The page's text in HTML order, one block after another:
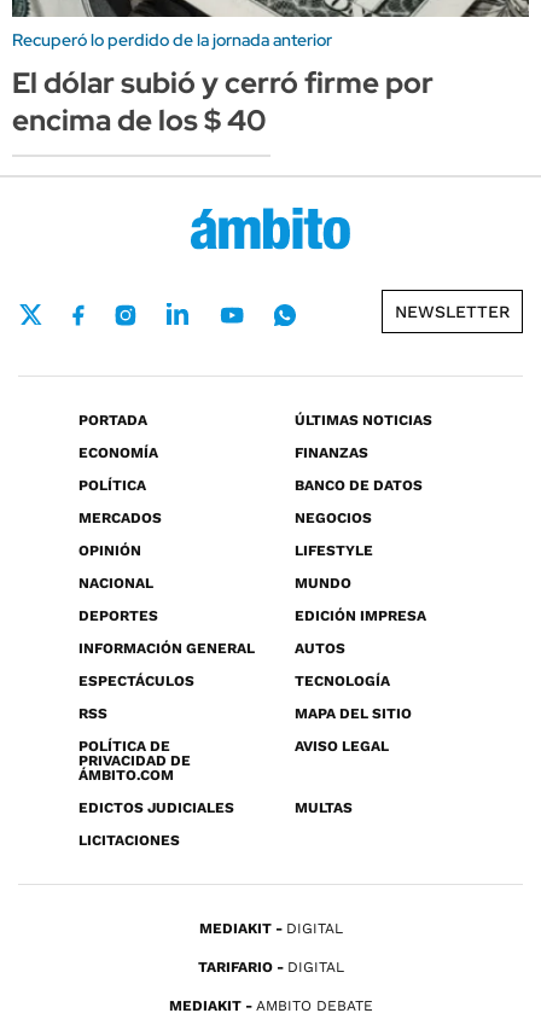
Recuperó lo perdido de la jornada anterior
El dólar subió y cerró firme por
encima de los $ 40
NEWSLETTER
PORTADA
ÚLTIMAS NOTICIAS
ECONOMÍA
FINANZAS
POLÍTICA
BANCO DE DATOS
MERCADOS
NEGOCIOS
OPINIÓN
LIFESTYLE
NACIONAL
MUNDO
DEPORTES
EDICIÓN IMPRESA
INFORMACIÓN GENERAL
AUTOS
ESPECTÁCULOS
TECNOLOGÍA
RSS
MAPA DEL SITIO
POLÍTICA DE
PRIVACIDAD DE
ÁMBITO.COM
AVISO LEGAL
EDICTOS JUDICIALES
MULTAS
LICITACIONES
MEDIAKIT DIGITAL
TARIFARIO DIGITAL
MEDIAKIT AMBITO DEBATE